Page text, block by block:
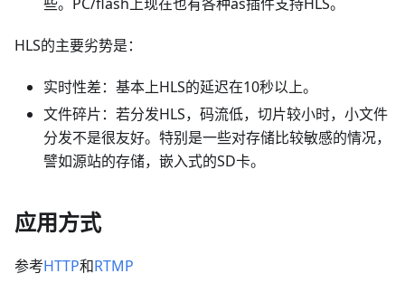
HLS的主要劣势是：
实时性差：基本上HLS的延迟在10秒以上。
文件碎片：若分发HLS，码流低，切片较小时，小文件
分发不是很友好。特别是一些对存储比较敏感的情况，
譬如源站的存储，嵌入式的SD卡。
应用方式
参考HTTP和RTMP